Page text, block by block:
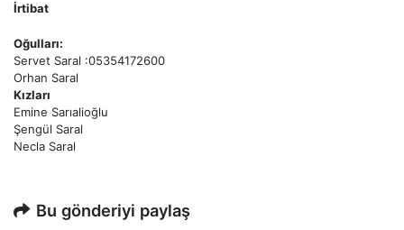
İrtibat
Oğulları:
Servet Saral :05354172600
Orhan Saral
Kızları
Emine Sarıalioğlu
Şengül Saral
Necla Saral
Bu gönderiyi paylaş